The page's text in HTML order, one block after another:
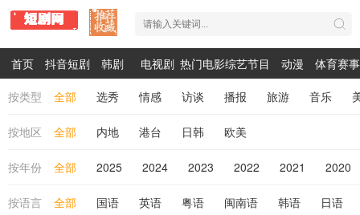
首页 抖音短剧 韩剧 电视剧 热门电影综艺节目 动漫 体育赛事
按类型 全部 选秀 情感 访谈 播报 旅游 音乐
按地区 全部 内地 港台 日韩 欧美
按年份 全部 2025 2024 2023 2022 2021 2020
按语言 全部 国语 英语 粤语 闽南语 韩语 日语